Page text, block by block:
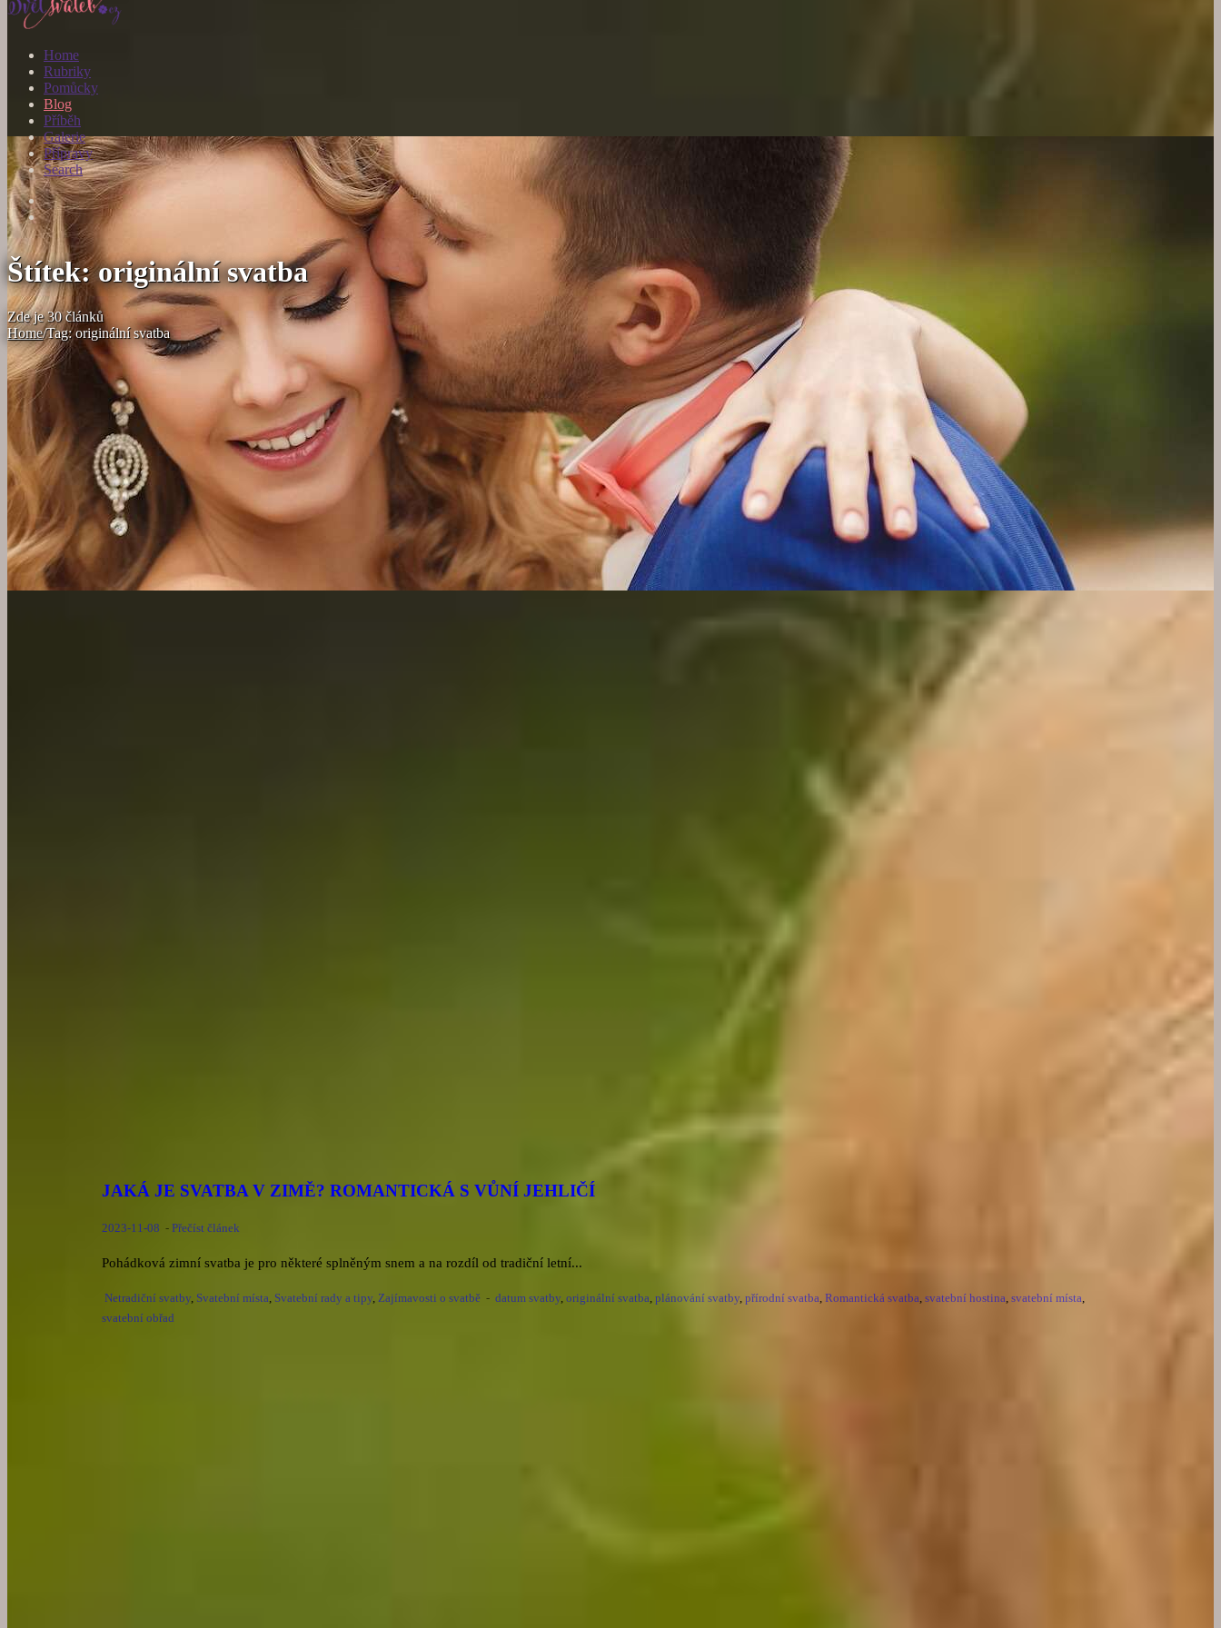
Home
Rubriky
Pomůcky
Blog
Příběh
Galerie
Přípravy
Search
Štítek: originální svatba
Zde je 30 článků
Home/Tag: originální svatba
JAKÁ JE SVATBA V ZIMĚ? ROMANTICKÁ S VŮNÍ JEHLIČÍ
2023-11-08 - Přečíst článek
Pohádková zimní svatba je pro některé splněným snem a na rozdíl od tradiční letní...
Netradiční svatby Svatební místa Svatební rady a tipy Zajímavosti o svatbě - datum svatby originální svatba plánování svatby přírodní svatba Romantická svatba svatební hostina svatební místa
svatební obřad